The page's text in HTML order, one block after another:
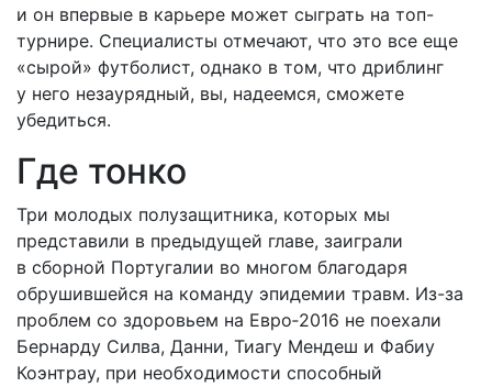
и он впервые в карьере может сыграть на топ-
турнире. Специалисты отмечают, что это все еще
«сырой» футболист, однако в том, что дриблинг
у него незаурядный, вы, надеемся, сможете
убедиться.
Где тонко
Три молодых полузащитника, которых мы
представили в предыдущей главе, заиграли
в сборной Португалии во многом благодаря
обрушившейся на команду эпидемии травм. Из-за
проблем со здоровьем на Евро‑2016 не поехали
Бернарду Силва, Данни, Тиагу Мендеш и Фабиу
Коэнтрау, при необходимости способный